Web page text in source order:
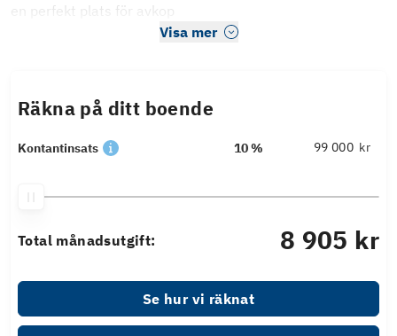
en perfekt plats för avkop
Visa mer
Räkna på ditt boende
Kontantinsats 10 % kr
Total månadsutgift: 8 905 kr
Se hur vi räknat